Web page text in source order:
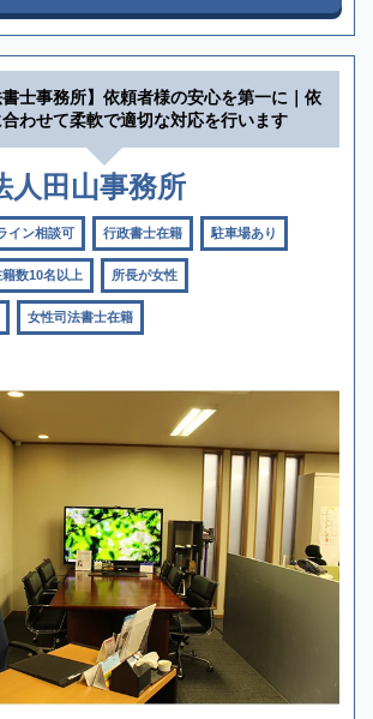
書士事務所】依頼者様の安心を第一に｜依
わせて柔軟で適切な対応を行います
人田山事務所
イン相談可 行政書士在籍 駐車場あり
籍数10名以上 所長が女性
女性司法書士在籍